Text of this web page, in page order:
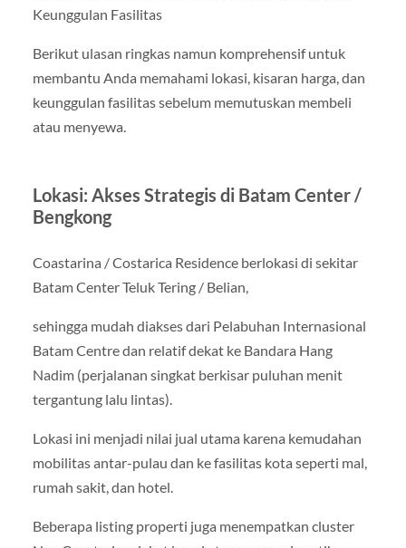
Keunggulan Fasilitas
Berikut ulasan ringkas namun komprehensif untuk
membantu Anda memahami lokasi, kisaran harga, dan
keunggulan fasilitas sebelum memutuskan membeli
atau menyewa.
Lokasi: Akses Strategis di Batam Center /
Bengkong
Coastarina / Costarica Residence berlokasi di sekitar
Batam Center Teluk Tering / Belian,
sehingga mudah diakses dari Pelabuhan Internasional
Batam Centre dan relatif dekat ke Bandara Hang
Nadim (perjalanan singkat berkisar puluhan menit
tergantung lalu lintas).
Lokasi ini menjadi nilai jual utama karena kemudahan
mobilitas antar-pulau dan ke fasilitas kota seperti mal,
rumah sakit, dan hotel.
Beberapa listing properti juga menempatkan cluster